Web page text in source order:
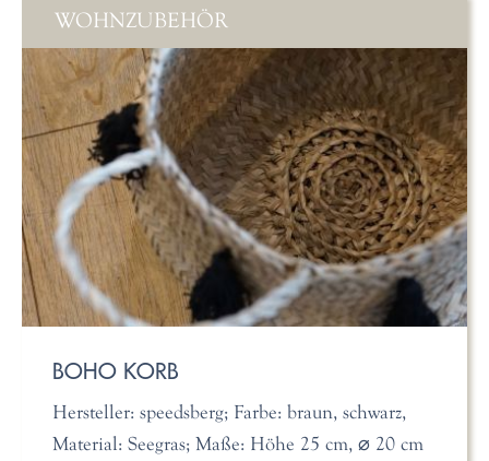
WOHNZUBEHÖR
BOHO KORB
Hersteller: speedsberg; Farbe: braun, schwarz,
Material: Seegras; Maße: Höhe 25 cm, ⌀ 20 cm